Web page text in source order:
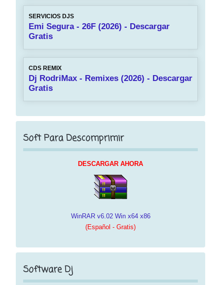
SERVICIOS DJS
Emi Segura - 26F (2026) - Descargar
Gratis
CDS REMIX
Dj RodriMax - Remixes (2026) - Descargar
Gratis
Soft Para Descomprimir
DESCARGAR AHORA
WinRAR v6.02 Win x64 x86
(Español - Gratis)
Software Dj